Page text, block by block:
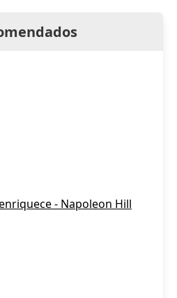
- Napoleon Hill